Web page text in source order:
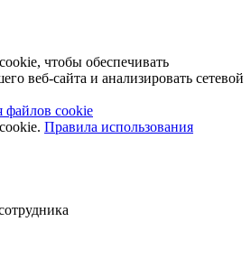
чтобы обеспечивать
веб-сайта и анализировать сетевой
файлов cookie
Правила использования